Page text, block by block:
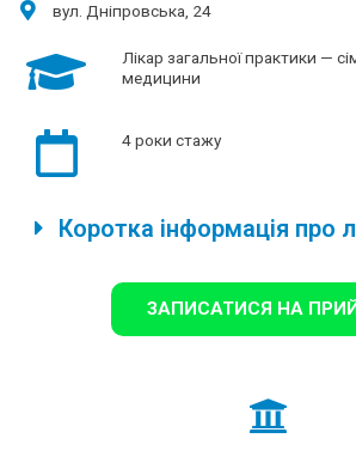
вул. Дніпровська, 24
Лікар загальної практики —
медицини
4 роки стажу
Коротка інформація про
ЗАПИСАТИСЯ НА